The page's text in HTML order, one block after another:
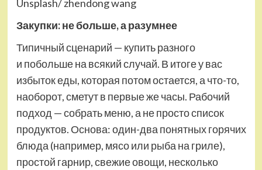
Unsplash/ zhendong wang
Закупки: не больше, а разумнее
Типичный сценарий — купить разного
и побольше на всякий случай. В итоге у вас
избыток еды, которая потом остается, а что-то,
наоборот, сметут в первые же часы. Рабочий
подход — собрать меню, а не просто список
продуктов. Основа: один-два понятных горячих
блюда (например, мясо или рыба на гриле),
простой гарнир, свежие овощи, несколько